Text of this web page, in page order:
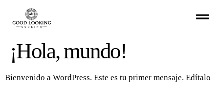
¡Hola, mundo!
Bienvenido a WordPress. Este es tu primer mensaje. Edítalo